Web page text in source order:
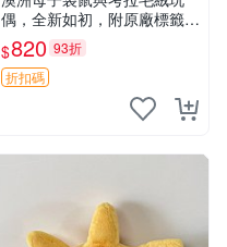
偶，全新如初，附原廠標籤，
手感極軟，適合贈送親朋好
友。袋鼠與考拉正版，精緻尺
寸，適合作為收藏或家飾擺
設，增添暖意。 母子、袋
$820 93折
折扣碼